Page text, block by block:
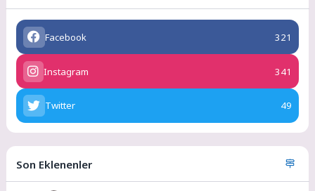
Facebook 321
Instagram 341
Twitter 49
Son Eklenenler